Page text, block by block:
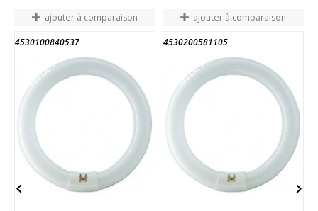
ajouter à comparaison
4530100840537
FIN DE STOCK
ajouter à comparaison
4530200581105
FIN DE STOCK
 